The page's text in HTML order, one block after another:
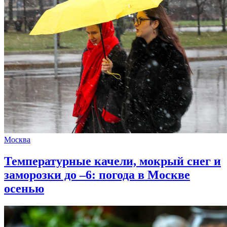
Москва
Температурные качели, мокрый снег и
заморозки до –6: погода в Москве
осенью